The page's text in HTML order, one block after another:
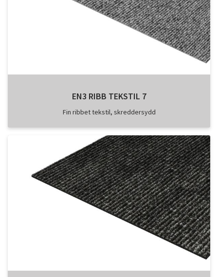
EN3 RIBB TEKSTIL 7
Fin ribbet tekstil, skreddersydd